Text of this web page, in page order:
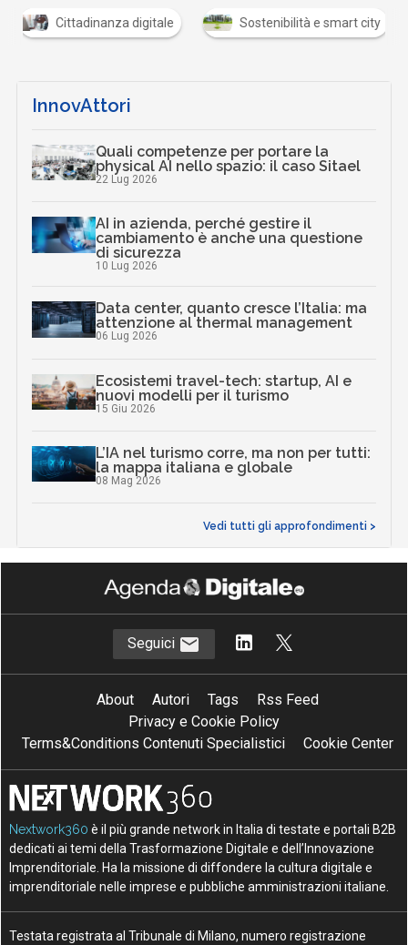
Cittadinanza digitale Sostenibilità e smart city
InnovAttori
Quali competenze per portare la
physical AI nello spazio: il caso Sitael
22 Lug 2026
AI in azienda, perché gestire il
cambiamento è anche una questione
di sicurezza
10 Lug 2026
Data center, quanto cresce l’Italia: ma
attenzione al thermal management
06 Lug 2026
Ecosistemi travel-tech: startup, AI e
nuovi modelli per il turismo
15 Giu 2026
L’IA nel turismo corre, ma non per tutti:
la mappa italiana e globale
08 Mag 2026
Vedi tutti gli approfondimenti >
Seguici
About Autori Tags
Rss Feed
Privacy e Cookie Policy
Terms&Conditions Contenuti Specialistici
Cookie Center
Nextwork360 è il più grande network in Italia di testate e portali B2B
dedicati ai temi della Trasformazione Digitale e dell’Innovazione
Imprenditoriale. Ha la missione di diffondere la cultura digitale e
imprenditoriale nelle imprese e pubbliche amministrazioni italiane.
Testata registrata al Tribunale di Milano, numero registrazione